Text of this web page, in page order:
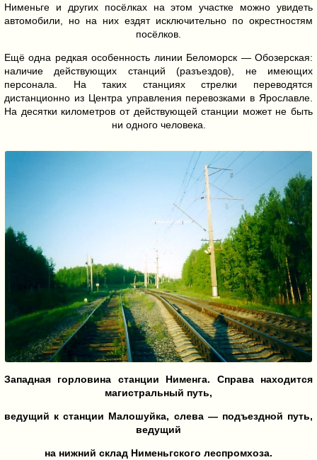
Нименьге и других посёлках на этом участке можно увидеть
автомобили, но на них ездят исключительно по окрестностям
посёлков.
Ещё одна редкая особенность линии Беломорск — Обозерская:
наличие действующих станций (разъездов), не имеющих
персонала. На таких станциях стрелки переводятся
дистанционно из Центра управления перевозками в Ярославле.
На десятки километров от действующей станции может не быть
ни одного человека.
Западная горловина станции Нименга. Справа находится
магистральный путь,
ведущий к станции Малошуйка, слева — подъездной путь,
ведущий
на нижний склад Нименьгского леспромхоза.